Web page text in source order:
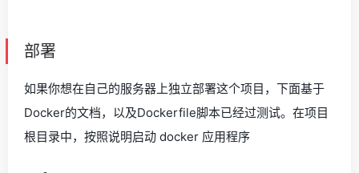
部署
如果你想在自己的服务器上独立部署这个项目，下面基于
Docker的文档，以及Dockerfile脚本已经过测试。在项目
根目录中，按照说明启动 docker 应用程序